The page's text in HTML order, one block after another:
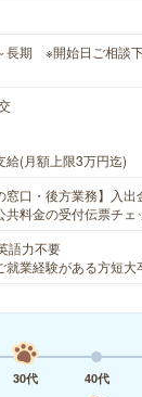
長期 ※開始日ご相談
(月額上限3万円迄)
窓口・後方業務】入
共料金の受付伝票チ
語力不要
就業経験がある方短大
30代 40代